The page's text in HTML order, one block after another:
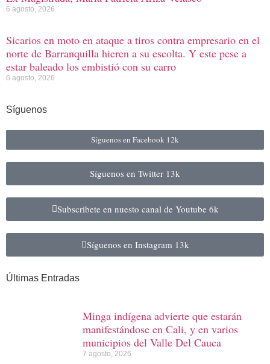
6 agosto, 2026
Sicarios en moto en ataque a tiros contra empresario en el
norte de Barranquilla hieren a su escolta. Y este pese a
estar baleado los embistió con su carro
6 agosto, 2026
Síguenos
Síguenos en Facebook 12k
Síguenos en Twitter 13k
Subscribete en nuesto canal de Youtube 6k
Síguenos en Instagram 13k
Últimas Entradas
Minga indígena advierte que estarán
manifestándose en Cali, y en varios
municipios del Valle Del Cauca
7 agosto, 2026